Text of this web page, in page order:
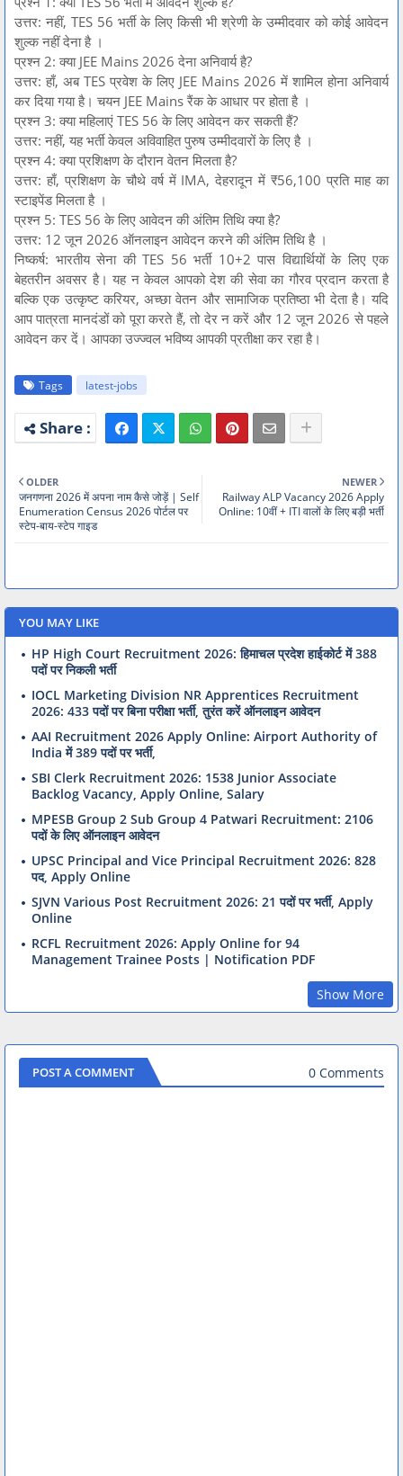
उत्तर: नहीं, TES 56 भर्ती के लिए किसी भी श्रेणी के उम्मीदवार को कोई आवेदन
शुल्क नहीं देना है ।
प्रश्न 2: क्या JEE Mains 2026 देना अनिवार्य है?
उत्तर: हाँ, अब TES प्रवेश के लिए JEE Mains 2026 में शामिल होना अनिवार्य
कर दिया गया है। चयन JEE Mains रैंक के आधार पर होता है ।
प्रश्न 3: क्या महिलाएं TES 56 के लिए आवेदन कर सकती हैं?
उत्तर: नहीं, यह भर्ती केवल अविवाहित पुरुष उम्मीदवारों के लिए है ।
प्रश्न 4: क्या प्रशिक्षण के दौरान वेतन मिलता है?
उत्तर: हाँ, प्रशिक्षण के चौथे वर्ष में IMA, देहरादून में ₹56,100 प्रति माह का
स्टाइपेंड मिलता है ।
प्रश्न 5: TES 56 के लिए आवेदन की अंतिम तिथि क्या है?
उत्तर: 12 जून 2026 ऑनलाइन आवेदन करने की अंतिम तिथि है ।
निष्कर्ष: भारतीय सेना की TES 56 भर्ती 10+2 पास विद्यार्थियों के लिए एक
बेहतरीन अवसर है। यह न केवल आपको देश की सेवा का गौरव प्रदान करता है
बल्कि एक उत्कृष्ट करियर, अच्छा वेतन और सामाजिक प्रतिष्ठा भी देता है। यदि
आप पात्रता मानदंडों को पूरा करते हैं, तो देर न करें और 12 जून 2026 से पहले
आवेदन कर दें। आपका उज्ज्वल भविष्य आपकी प्रतीक्षा कर रहा है।
Tags latest-jobs
NEWER
Railway ALP Vacancy 2026 Apply
Online: 10वीं + ITI वालों के लिए बड़ी भर्ती
OLDER
जनगणना 2026 में अपना नाम कैसे जोड़ें | Self
Enumeration Census 2026 पोर्टल पर
स्टेप-बाय-स्टेप गाइड
YOU MAY LIKE
HP High Court Recruitment 2026: हिमाचल प्रदेश हाईकोर्ट में 388
पदों पर निकली भर्ती
IOCL Marketing Division NR Apprentices Recruitment
2026: 433 पदों पर बिना परीक्षा भर्ती, तुरंत करें ऑनलाइन आवेदन
AAI Recruitment 2026 Apply Online: Airport Authority of
India में 389 पदों पर भर्ती,
SBI Clerk Recruitment 2026: 1538 Junior Associate
Backlog Vacancy, Apply Online, Salary
MPESB Group 2 Sub Group 4 Patwari Recruitment: 2106
पदों के लिए ऑनलाइन आवेदन
UPSC Principal and Vice Principal Recruitment 2026: 828
पद, Apply Online
SJVN Various Post Recruitment 2026: 21 पदों पर भर्ती, Apply
Online
RCFL Recruitment 2026: Apply Online for 94
Management Trainee Posts | Notification PDF
Show More
POST A COMMENT 0 Comments